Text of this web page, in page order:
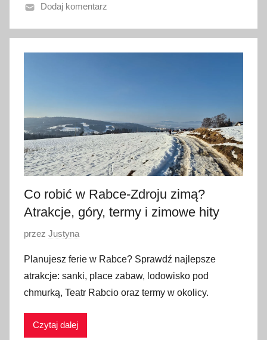
n
2
3
c
z
n
i
2
0
6
Dodaj komentarz
Co robić w Rabce-Zdroju zimą?
Atrakcje, góry, termy i zimowe hity
O
u
b
l
i
przez Justyna
Planujesz ferie w Rabce? Sprawdź najlepsze
atrakcje: sanki, place zabaw, lodowisko pod
chmurką, Teatr Rabcio oraz termy w okolicy.
Czytaj dalej